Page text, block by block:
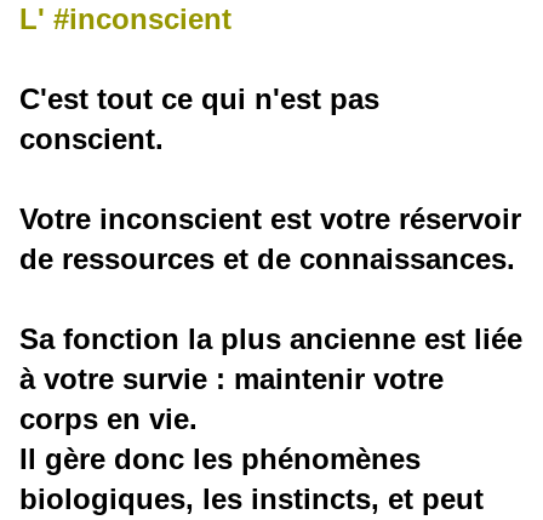
L' #inconscient
C'est tout ce qui n'est pas
conscient.
Votre inconscient est votre réservoir
de ressources et de connaissances.
Sa fonction la plus ancienne est liée
à votre survie : maintenir votre
corps en vie.
Il gère donc les phénomènes
biologiques, les instincts, et peut